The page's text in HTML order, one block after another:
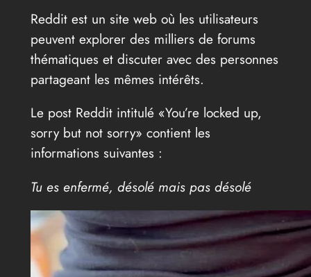
Reddit est un site web où les utilisateurs
peuvent explorer des milliers de forums
thématiques et discuter avec des personnes
partageant les mêmes intérêts.
Le post Reddit intitulé «You’re locked up,
sorry but not sorry» contient les
informations suivantes :
Tu es enfermé, désolé mais pas désolé